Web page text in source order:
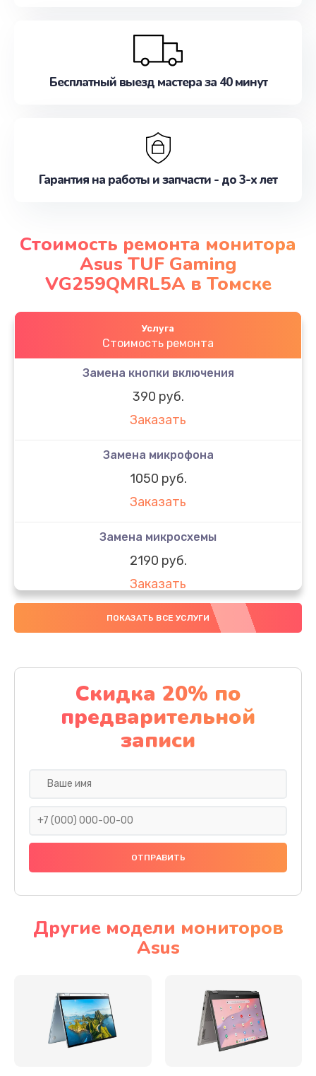
Бесплатный выезд мастера за 40 минут
Гарантия на работы и запчасти - до 3-х лет
Стоимость ремонта монитора
Asus TUF Gaming
VG259QMRL5A в Томске
Услуга
Стоимость ремонта
Замена кнопки включения
390 руб.
Заказать
Замена микрофона
1050 руб.
Заказать
Замена микросхемы
2190 руб.
Заказать
Замена передней камеры
Заказать
Замена полифонического динамика
390 руб.
Заказать
Сбор/Разбор
Чистка динамика и микрофонов (с разбором)
Замена кнопки Home (домой)
ПОКАЗАТЬ ВСЕ УСЛУГИ
Скидка 20% по
предварительной
записи
Другие модели мониторов
Asus